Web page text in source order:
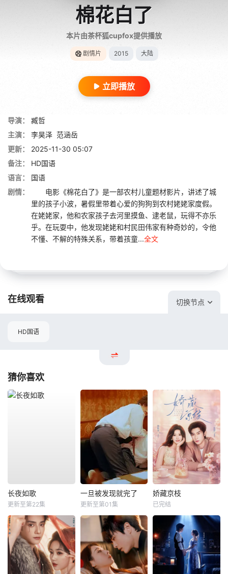
棉花白了
本片由茶杯狐cupfox提供播放
剧情片 2015 大陆
立即播放
导演：
臧哲
主演：
李昊泽 范涵岳
更新：
2025-11-30 05:07
备注：
HD国语
语言：
国语
剧情：
电影《棉花白了》是一部农村儿童题材影片，讲述了城
里的孩子小波，暑假里带着心爱的狗狗到农村姥姥家度假。
在姥姥家，他和农家孩子去河里摸鱼、逮老鼠，玩得不亦乐
乎。在玩耍中，他发现姥姥和村民田伟家有种奇妙的，令他
不懂、不解的特殊关系，带着孩童...全文
在线观看 切换节点
HD国语
猜你喜欢
长夜如歌
更新至第22集
一旦被发现就完了
更新至第01集
娇藏京枝
已完结